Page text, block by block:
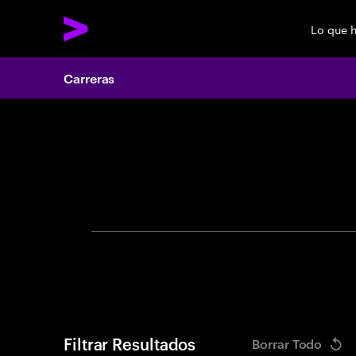
Lo que
Carreras
Filtrar Resultados Borrar Todo